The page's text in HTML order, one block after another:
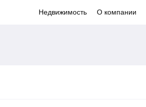
Недвижимость О компании